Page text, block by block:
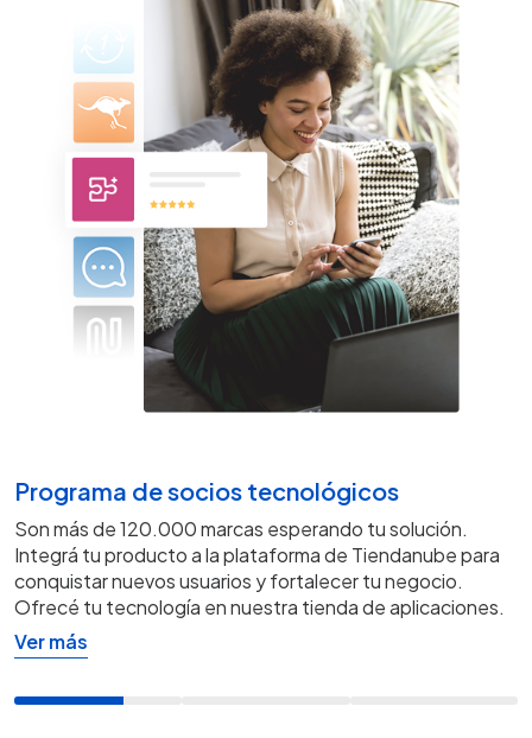
Programa de socios tecnológicos
Son más de 120.000 marcas esperando tu solución.
Integrá tu producto a la plataforma de Tiendanube para
conquistar nuevos usuarios y fortalecer tu negocio.
Ofrecé tu tecnología en nuestra tienda de aplicaciones.
Ver más